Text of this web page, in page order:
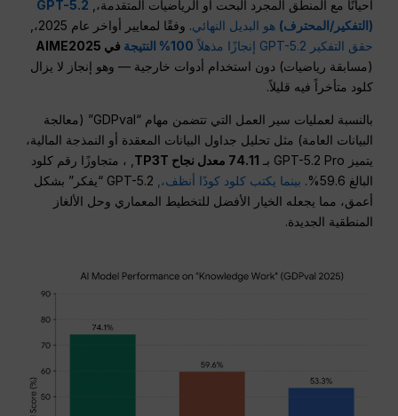
أحيانًا مع المنطق المجرد البحت أو الرياضيات المتقدمة،, GPT-5.2
(التفكير/المحترف) هو البديل النهائي. وفقًا لمعايير أواخر عام 2025،,
حقق التفكير GPT-5.2 إنجازًا مذهلاً
100% النتيجة
في AIME2025
(مسابقة رياضيات) دون استخدام أدوات خارجية — وهو إنجاز لا يزال
كلود متأخراً فيه قليلاً.
بالنسبة لعمليات سير العمل التي تتضمن مهام “GDPval” (معالجة
البيانات العامة) مثل تحليل جداول البيانات المعقدة أو النمذجة المالية،
يتميز GPT-5.2 Pro بـ
74.11 معدل نجاح TP3T
, ، متجاوزًا رقم كلود
البالغ 59.6%.
بينما يكتب كلود كودًا أنظف،,
GPT-5.2 “يفكر” بشكل
أعمق، مما يجعله الخيار الأفضل للتخطيط المعماري وحل الألغاز
المنطقية الجديدة.